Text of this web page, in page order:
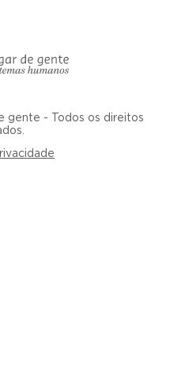
gente - Todos os direitos